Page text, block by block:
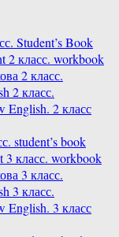
Student’s Book
2 класс. workbook
2 класс.
2 класс.
English. 2 класс
student’s book
3 класс. workbook
3 класс.
3 класс.
English. 3 класс